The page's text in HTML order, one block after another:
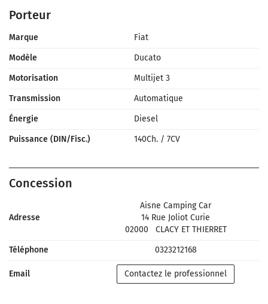
Porteur
Marque
Fiat
Modèle
Ducato
Motorisation
Multijet 3
Transmission
Automatique
Énergie
Diesel
Puissance (DIN/Fisc.)
140Ch. / 7CV
Concession
Adresse
Aisne Camping Car
14 Rue Joliot Curie
02000
CLACY ET THIERRET
Téléphone
0323212168
Email Contactez le professionnel